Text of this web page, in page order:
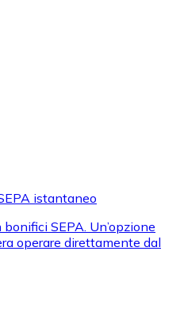
istantaneo
SEPA. Un’opzione
operare direttamente dal